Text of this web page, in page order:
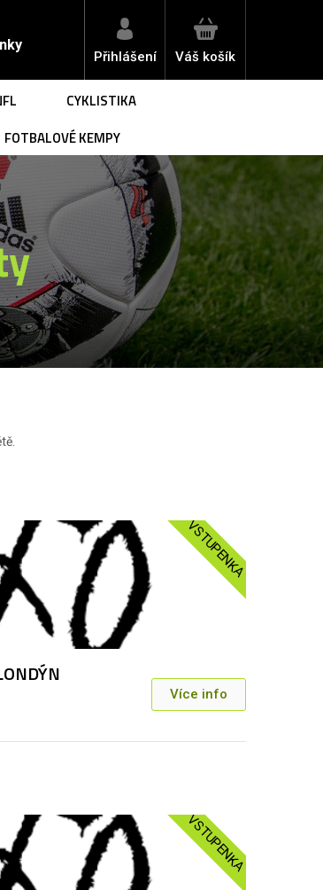
Přihlášení Váš košík
CYKLISTIKA
FOTBALOVÉ KEMPY
VSTUPENKA
Více info
VSTUPENKA